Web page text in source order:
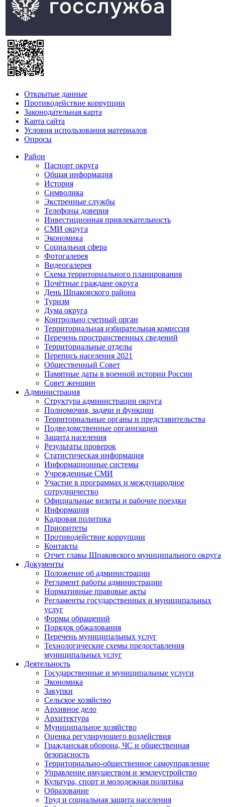
Открытые данные
Противодействие коррупции
Законодательная карта
Карта сайта
Условия использования материалов
Опросы
Район
Паспорт округа
Общая информация
История
Символика
Экстренные службы
Телефоны доверия
Инвестиционная привлекательность
СМИ округа
Экономика
Социальная сфера
Фотогалерея
Видеогалерея
Схема территориального планирования
Почётные граждане округа
День Шпаковского района
Туризм
Дума округа
Контрольно счетный орган
Территориальная избирательная комиссия
Перечень пространственных сведений
Территориальные отделы
Перепись населения 2021
Общественный Совет
Памятные даты в военной истории России
Совет женщин
Администрация
Структура администрации округа
Полномочия, задачи и функции
Территориальные органы и представительства
Подведомственные организации
Защита населения
Результаты проверок
Статистическая информация
Информационные системы
Учрежденные СМИ
Участие в программах и международное
сотрудничество
Официальные визиты и рабочие поездки
Информация
Кадровая политика
Приоритеты
Противодействие коррупции
Контакты
Отчет главы Шпаковского муниципального округа
Документы
Положение об администрации
Регламент работы администрации
Нормативные правовые акты
Регламенты государственных и муниципальных
услуг
Формы обращений
Порядок обжалования
Перечень муниципальных услуг
Технологические схемы предоставления
муниципальных услуг
Деятельность
Государственные и муниципальные услуги
Экономика
Закупки
Сельское хозяйство
Архивное дело
Архитектура
Муниципальное хозяйство
Оценка регулирующего воздействия
Гражданская оборона, ЧС и общественная
безопасность
Территориально-общественное самоуправление
Управление имуществом и землеустройство
Культура, спорт и молодежная политика
Образование
Труд и социальная защита населения